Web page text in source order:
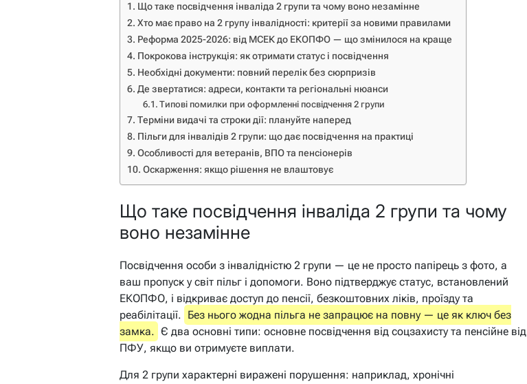
Що таке посвідчення інваліда 2 групи та чому воно незамінне
Хто має право на 2 групу інвалідності: критерії за новими правилами
Реформа 2025-2026: від МСЕК до ЕКОПФО — що змінилося на краще
Покрокова інструкція: як отримати статус і посвідчення
Необхідні документи: повний перелік без сюрпризів
Де звертатися: адреси, контакти та регіональні нюанси
Типові помилки при оформленні посвідчення 2 групи
Терміни видачі та строки дії: плануйте наперед
Пільги для інвалідів 2 групи: що дає посвідчення на практиці
Особливості для ветеранів, ВПО та пенсіонерів
Оскарження: якщо рішення не влаштовує
Що таке посвідчення інваліда 2 групи та чому
воно незамінне
Посвідчення особи з інвалідністю 2 групи — це не просто папірець з фото, а
ваш пропуск у світ пільг і допомоги. Воно підтверджує статус, встановлений
ЕКОПФО, і відкриває доступ до пенсії, безкоштовних ліків, проїзду та
реабілітації. Без нього жодна пільга не запрацює на повну — це як ключ без
замка. Є два основні типи: основне посвідчення від соцзахисту та пенсійне від
ПФУ, якщо ви отримуєте виплати.
Для 2 групи характерні виражені порушення: наприклад, хронічні